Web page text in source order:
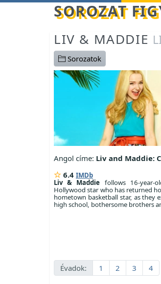
Betöltés... SOROZAT
LIV & MADDIE
Sorozatok
Angol címe: Liv and Maddie:
6.4 IMDb
Liv & Maddie follows 16-year-
Hollywood star who has returned
hometown basketball star, as they
high school, bothersome brothers
Évadok: 1 2 3 4